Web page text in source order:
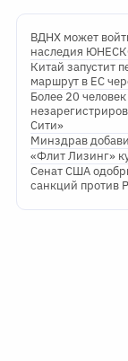
ВДНХ может
наследия
Китай запустит
маршрут в ЕС
Более 20
Сити»
Минздрав
«Флит Лизинг»
Сенат США
санкций против